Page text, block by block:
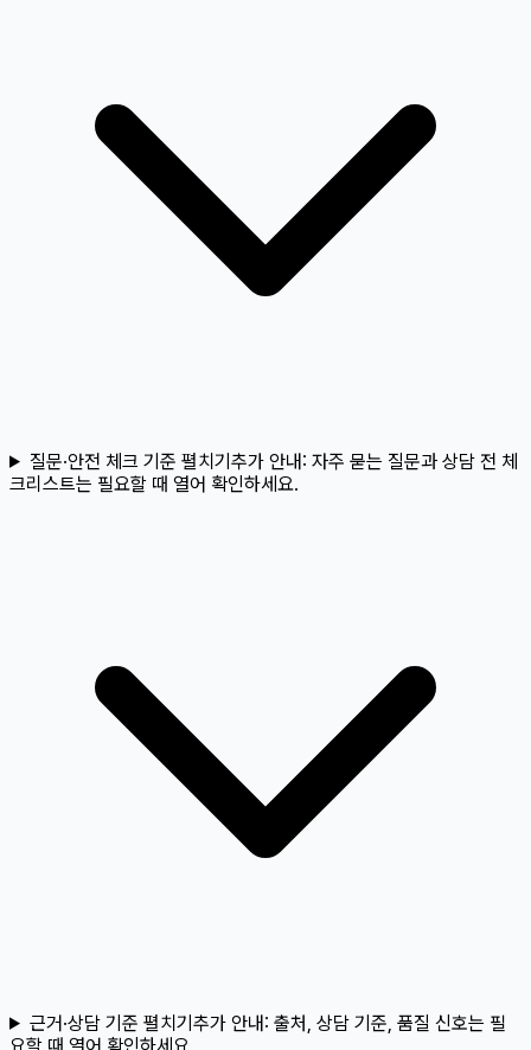
질문·안전 체크 기준 펼치기추가 안내: 자주 묻는 질문과 상담 전 체
크리스트는 필요할 때 열어 확인하세요.
근거·상담 기준 펼치기추가 안내: 출처, 상담 기준, 품질 신호는 필